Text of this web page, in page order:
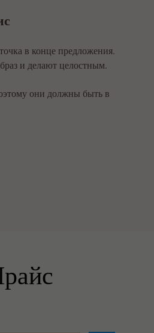
в конце предложения.
и делают целостным.
они должны быть в